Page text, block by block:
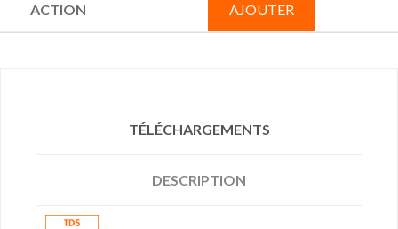
AJOUTER
TÉLÉCHARGEMENTS
DESCRIPTION